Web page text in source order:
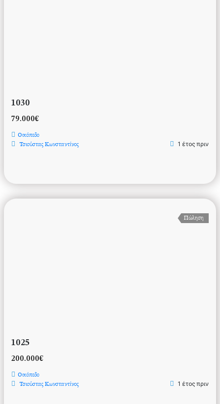
1030
79.000€
Οικόπεδο
Τσιούστας Κωνσταντίνος
1 έτος πριν
Πώληση
1025
200.000€
Οικόπεδο
Τσιούστας Κωνσταντίνος
1 έτος πριν